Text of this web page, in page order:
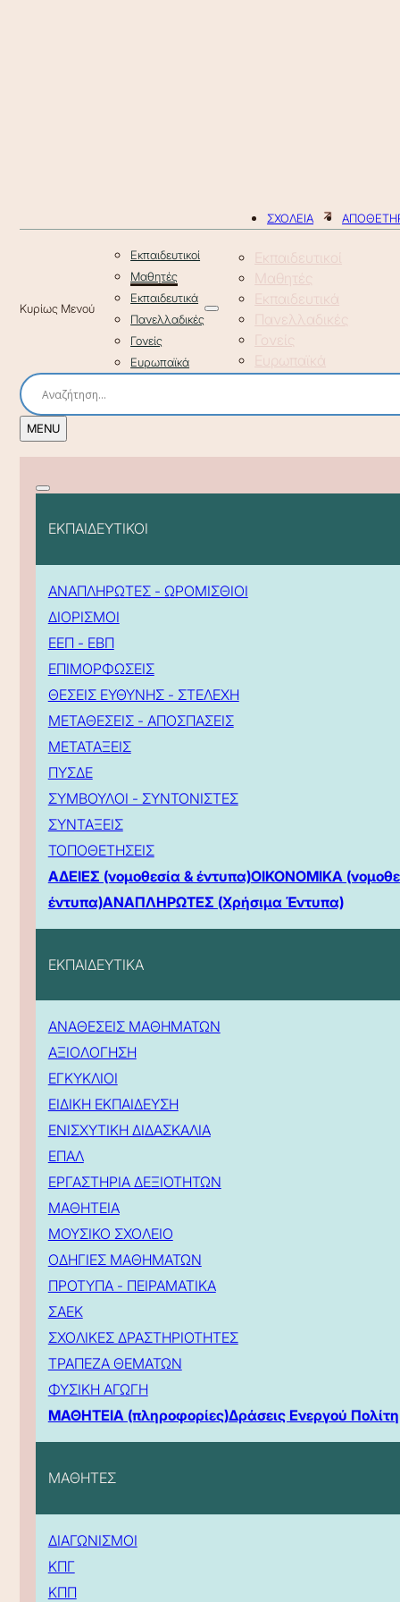
ΣΧΟΛΕΙΑ
Εκπαιδευτικοί
Μαθητές
Εκπαιδευτικά
Πανελλαδικές
Γονείς
Ευρωπαϊκά
Εκπαιδευτικοί
Μαθητές
Εκπαιδευτικά
Πανελλαδικές
Γονείς
Ευρωπαϊκά
ΕΚΠΑΙΔΕΥΤΙΚΟΙ
ΑΝΑΠΛΗΡΩΤΕΣ - ΩΡΟΜΙΣΘΙΟΙ
ΔΙΟΡΙΣΜΟΙ
ΕΕΠ - ΕΒΠ
ΕΠΙΜΟΡΦΩΣΕΙΣ
ΘΕΣΕΙΣ ΕΥΘΥΝΗΣ - ΣΤΕΛΕΧΗ
ΜΕΤΑΘΕΣΕΙΣ - ΑΠΟΣΠΑΣΕΙΣ
ΜΕΤΑΤΑΞΕΙΣ
ΠΥΣΔΕ
ΣΥΜΒΟΥΛΟΙ - ΣΥΝΤΟΝΙΣΤΕΣ
ΣΥΝΤΑΞΕΙΣ
ΤΟΠΟΘΕΤΗΣΕΙΣ
ΑΔΕΙΕΣ (νομοθεσία & έντυπα)ΟΙΚΟΝΟΜΙΚΑ
έντυπα)ΑΝΑΠΛΗΡΩΤΕΣ (Χρήσιμα Έντυπα)
ΕΚΠΑΙΔΕΥΤΙΚΑ
ΑΝΑΘΕΣΕΙΣ ΜΑΘΗΜΑΤΩΝ
ΑΞΙΟΛΟΓΗΣΗ
ΕΓΚΥΚΛΙΟΙ
ΕΙΔΙΚΗ ΕΚΠΑΙΔΕΥΣΗ
ΕΝΙΣΧΥΤΙΚΗ ΔΙΔΑΣΚΑΛΙΑ
ΕΠΑΛ
ΕΡΓΑΣΤΗΡΙΑ ΔΕΞΙΟΤΗΤΩΝ
ΜΑΘΗΤΕΙΑ
ΜΟΥΣΙΚΟ ΣΧΟΛΕΙΟ
ΟΔΗΓΙΕΣ ΜΑΘΗΜΑΤΩΝ
ΠΡΟΤΥΠΑ - ΠΕΙΡΑΜΑΤΙΚΑ
ΣΑΕΚ
ΣΧΟΛΙΚΕΣ ΔΡΑΣΤΗΡΙΟΤΗΤΕΣ
ΤΡΑΠΕΖΑ ΘΕΜΑΤΩΝ
ΦΥΣΙΚΗ ΑΓΩΓΗ
ΜΑΘΗΤΕΙΑ (πληροφορίες)Δράσεις Ενεργού Πολίτη
ΜΑΘΗΤΕΣ
ΔΙΑΓΩΝΙΣΜΟΙ
ΚΠΓ
ΚΠΠ